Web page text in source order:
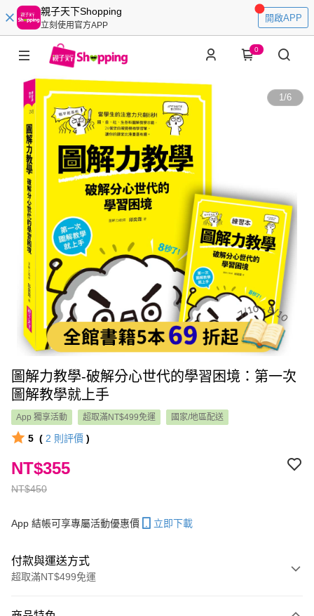
親子天下Shopping
立刻使用官方APP
開啟APP
0
1/6
圖解力教學-破解分心世代的學習困境：第一次
圖解教學就上手
App 獨享活動 超取滿NT$499免運 國家/地區配送
5 ( 2 則評價 )
NT$450
NT$355
App 結帳可享專屬活動優惠價 立即下載
付款與運送方式
超取滿NT$499免運